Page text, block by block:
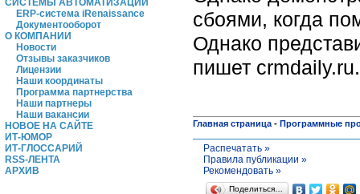
СИСТЕМЫ АВТОМАТИЗАЦИИ
ERP-система iRenaissance
Документооборот
О КОМПАНИИ
Новости
Отзывы заказчиков
Лицензии
Наши координаты
Программа партнерства
Наши партнеры
Наши вакансии
НОВОЕ НА САЙТЕ
ИТ-ЮМОР
ИТ-ГЛОССАРИЙ
RSS-ЛЕНТА
АРХИВ
сбоями, когда
Однако
пишет crmdaily.ru.
Главная страница - Программные
Распечатать »
Правила публикации »
Рекомендовать »
Поделиться…